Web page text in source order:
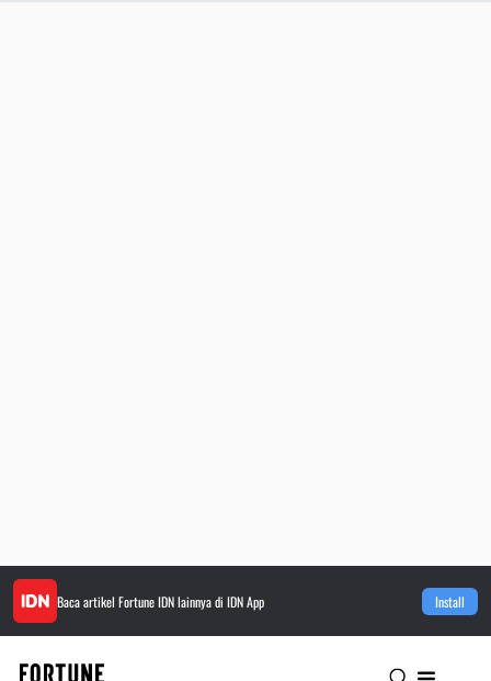
Baca artikel Fortune IDNlainnya di IDN App Install